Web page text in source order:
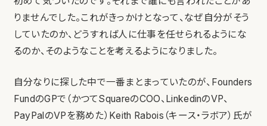
りませんでした。これがきっかけとなって、なぜ自分がそう
していたのか、どうすれば人に仕事を任せられるようにな
るのか、そのようなことを考えるようになりました。
自分なりに探した中で一番まとまっていたのが、Founders
FundのGPで（かつてSquareのCOO、LinkedinのVP、
PayPalのVPを務めた）Keith Rabois（キース・ラボア）氏が